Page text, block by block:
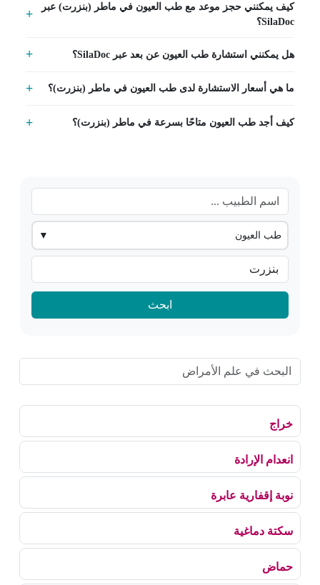
طب العيون
ابحث
خراج
انعدام الإرادة
نوبة إقفارية عابرة
سكتة دماغية
حماض
كيف يمكنني حجز موعد مع طب العيون في ماطر (بنزرت) عبر
SilaDoc؟
هل يمكنني استشارة طب العيون عن بعد عبر SilaDoc؟
ما هي أسعار الاستشارة لدى طب العيون في ماطر (بنزرت)؟
كيف أجد طب العيون متاحًا بسرعة في ماطر (بنزرت)؟